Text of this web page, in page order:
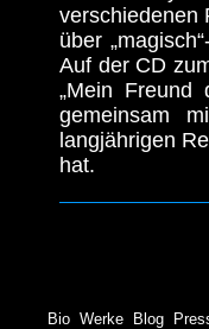
verschiedenen
über
Auf der CD
„Mein Freund
gemeinsam
langjährigen
hat.
Bio Werke Blog